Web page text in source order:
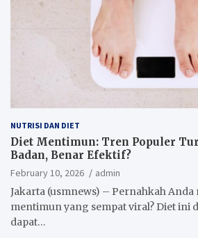
NUTRISI DAN DIET
Diet Mentimun: Tren Populer
Badan, Benar Efektif?
February 10, 2026
admin
Jakarta (usmnews) – Pernahkah Anda
mentimun yang sempat viral? Diet ini
dapat…